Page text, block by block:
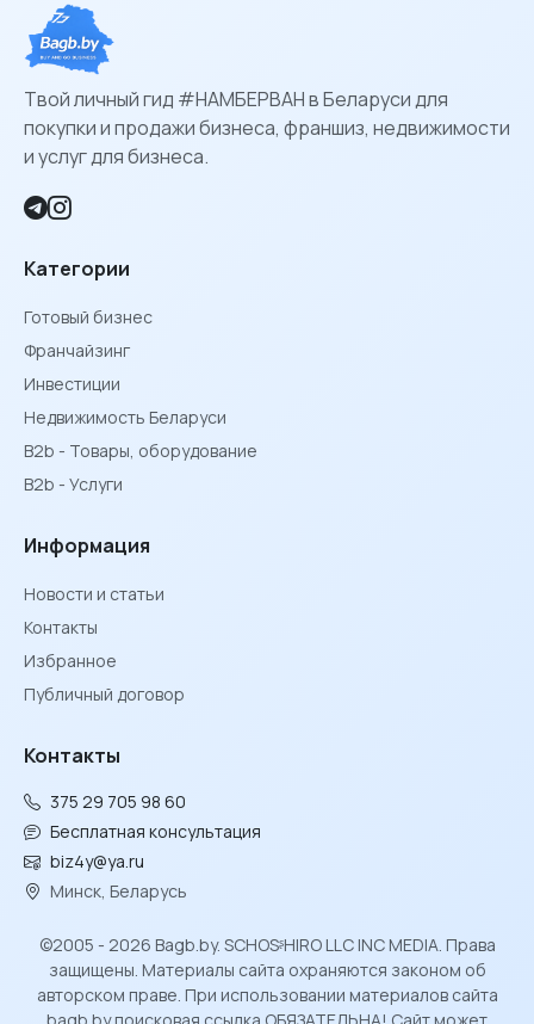
Твой личный гид #НАМБЕРВАН в Беларуси для
покупки и продажи бизнеса, франшиз, недвижимости
и услуг для бизнеса.
Категории
Готовый бизнес
Франчайзинг
Инвестиции
Недвижимость Беларуси
B2b - Товары, оборудование
B2b - Услуги
Информация
Новости и статьи
Контакты
Избранное
Публичный договор
Контакты
375 29 705 98 60
Бесплатная консультация
biz4y@ya.ru
Минск, Беларусь
©2005 - 2026 Bagb.by. SCHOSᶳHIRO LLC INC MEDIA. Права
защищены. Материалы сайта охраняются законом об
авторском праве. При использовании материалов сайта